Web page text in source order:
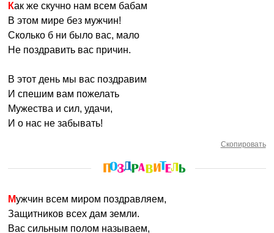
Как же скучно нам всем бабам
В этом мире без мужчин!
Сколько б ни было вас, мало
Не поздравить вас причин.
В этот день мы вас поздравим
И спешим вам пожелать
Мужества и сил, удачи,
И о нас не забывать!
Скопировать
Мужчин всем миром поздравляем,
Защитников всех дам земли.
Вас сильным полом называем,